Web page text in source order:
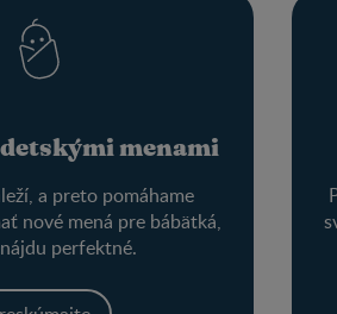
menami
a preto pomáhame
nové mená pre bábätká,
perfektné.